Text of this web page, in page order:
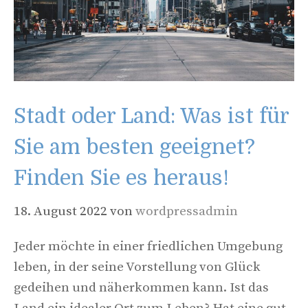
Stadt oder Land: Was ist für
Sie am besten geeignet?
Finden Sie es heraus!
18. August 2022 von wordpressadmin
Jeder möchte in einer friedlichen Umgebung
leben, in der seine Vorstellung von Glück
gedeihen und näherkommen kann. Ist das